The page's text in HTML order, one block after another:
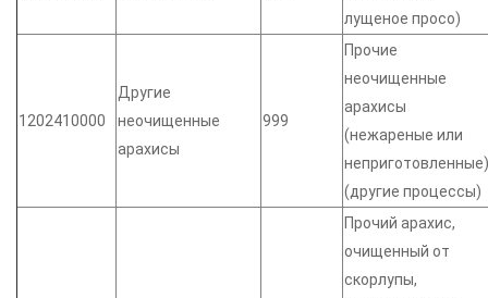
лущеное просо)
1202410000
Другие
неочищенные
арахисы
999
Прочие
неочищенные
арахисы
(нежареные или
неприготовленные)
(другие процессы)
Прочий арахис,
очищенный от
скорлупы,